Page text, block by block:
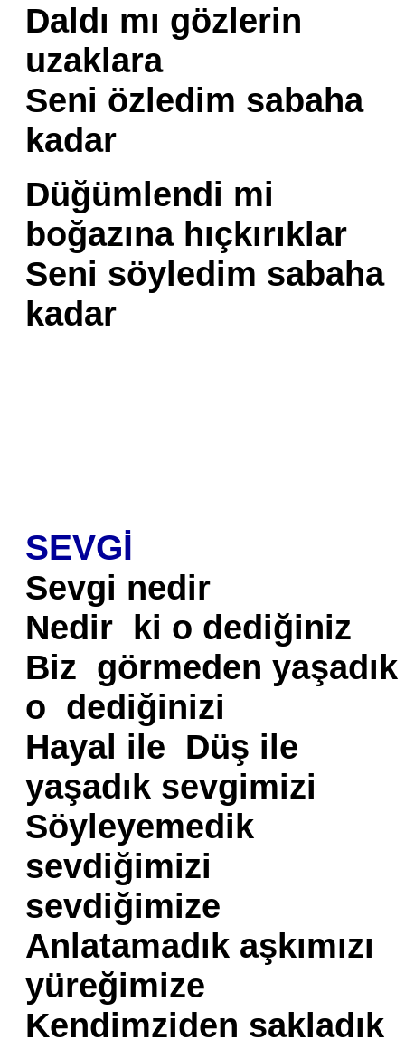
Daldı mı gözlerin
uzaklara
Seni özledim sabaha
kadar
Düğümlendi mi
boğazına hıçkırıklar
Seni söyledim sabaha
kadar
SEVGİ
Sevgi nedir
Nedir ki o dediğiniz
Biz görmeden
o dediğinizi
Hayal ile Düş ile
yaşadık sevgimizi
Söyleyemedik
sevdiğimizi
sevdiğimize
Anlatamadık aşkımızı
yüreğimize
Kendimziden sakladık